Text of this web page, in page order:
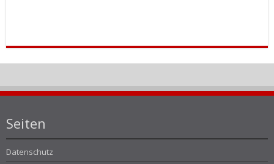
Seiten
Datenschutz